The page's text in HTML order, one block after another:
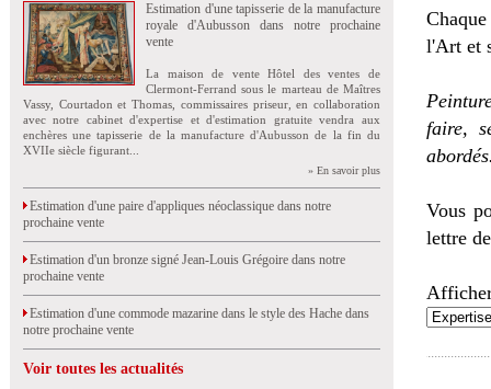
Estimation d'une tapisserie de la manufacture
royale d'Aubusson dans notre prochaine
vente
La maison de vente Hôtel des ventes de
Clermont-Ferrand sous le marteau de Maîtres
Vassy, Courtadon et Thomas, commissaires priseur, en collaboration
avec notre cabinet d'expertise et d'estimation gratuite vendra aux
enchères une tapisserie de la manufacture d'Aubusson de la fin du
XVIIe siècle figurant...
» En savoir plus
Estimation d'une paire d'appliques néoclassique dans notre
prochaine vente
Estimation d'un bronze signé Jean-Louis Grégoire dans notre
prochaine vente
Estimation d'une commode mazarine dans le style des Hache dans
notre prochaine vente
Voir toutes les actualités
l'Art et
faire,
Vous
lettre